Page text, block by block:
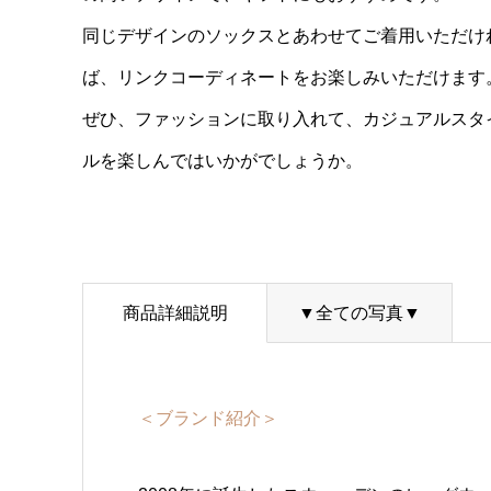
同じデザインのソックスとあわせてご着用いただけ
ば、リンクコーディネートをお楽しみいただけます
ぜひ、ファッションに取り入れて、カジュアルスタ
ルを楽しんではいかがでしょうか。
商品詳細説明 ▼全ての写真▼
＜ブランド紹介＞